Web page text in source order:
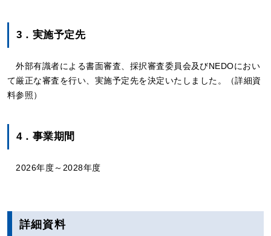
3．実施予定先
外部有識者による書面審査、採択審査委員会及びNEDOにおい
て厳正な審査を行い、実施予定先を決定いたしました。（詳細資
料参照）
4．事業期間
2026年度～2028年度
詳細資料